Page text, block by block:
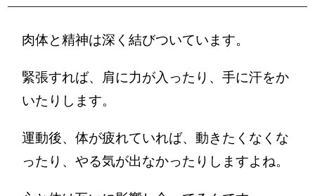
肉体と精神は深く結びついています。
緊張すれば、肩に力が入ったり、手に汗をか
いたりします。
運動後、体が疲れていれば、動きたくなくな
ったり、やる気が出なかったりしますよね。